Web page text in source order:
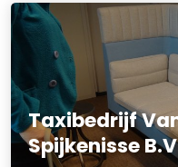
Taxibedrijf
Spijkenisse